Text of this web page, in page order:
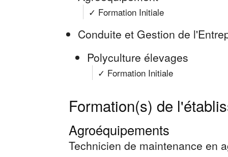
✓ Formation Initiale
Conduite et Gestion de
Polyculture élevages
✓ Formation Initiale
Formation(s) de
Agroéquipements
Technicien de maintenance en